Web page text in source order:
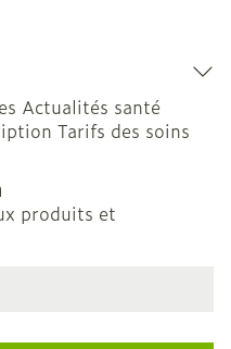
Actualités santé
Tarifs des soins
produits et